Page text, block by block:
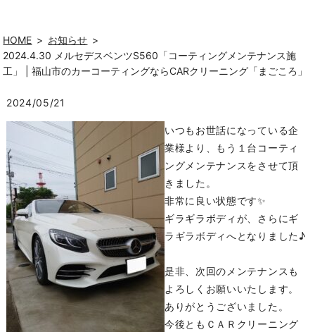
HOME
お知らせ
2024.4.30 メルセデスベンツS560「コーティングメンテナンス施
工」 | 福山市のカーコーティングならCARクリーニング「まごころ」
2024/05/21
いつもお世話になっている企
業様より、もう１台コーティ
ングメンテナンスをさせて頂
きました。
非常に良い状態です✨
ギラギラボディが、さらにギ
ラギラボディへとなりました♪
是非、次回のメンテナンスも
よろしくお願いいたします。
ありがとうございました。
今後ともＣＡＲクリーニング